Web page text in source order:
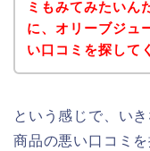
ミもみてみたいん
に、オリーブジュ
い口コミを探して
という感じで、い
商品の悪い口コミ